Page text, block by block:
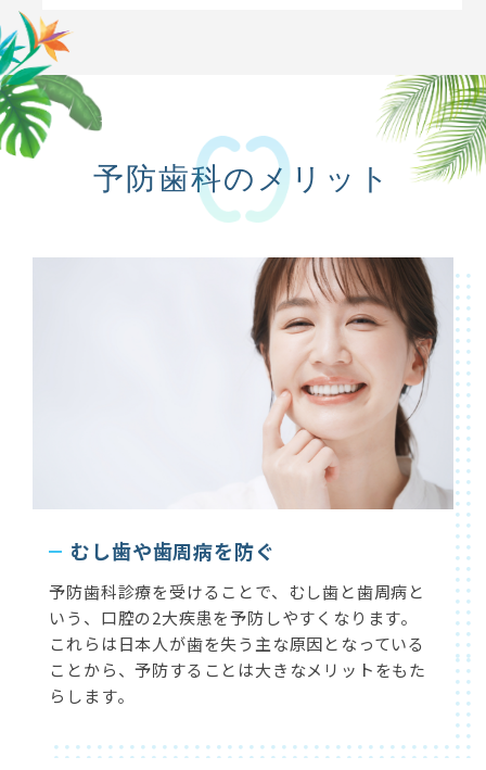
予防歯科のメリット
むし歯や歯周病を防ぐ
予防歯科診療を受けることで、むし歯と歯周病と
いう、口腔の2大疾患を予防しやすくなります。
これらは日本人が歯を失う主な原因となっている
ことから、予防することは大きなメリットをもた
らします。